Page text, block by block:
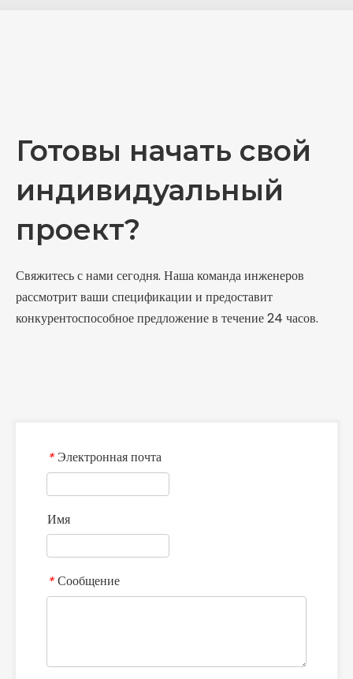
Готовы начать свой
индивидуальный
проект?
Свяжитесь с нами сегодня. Наша команда инженеров
рассмотрит ваши спецификации и предоставит
конкурентоспособное предложение в течение 24 часов.
* Электронная почта
Имя
* Сообщение